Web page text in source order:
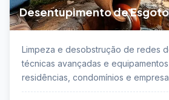
Desentupimento de
Interlagos →
Limpeza e desobstrução de redes
técnicas avançadas e
residências, condomínios e